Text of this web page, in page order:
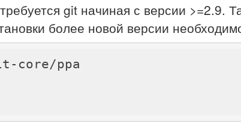
git начиная с версии >=2.9.
более новой версии
core/ppa